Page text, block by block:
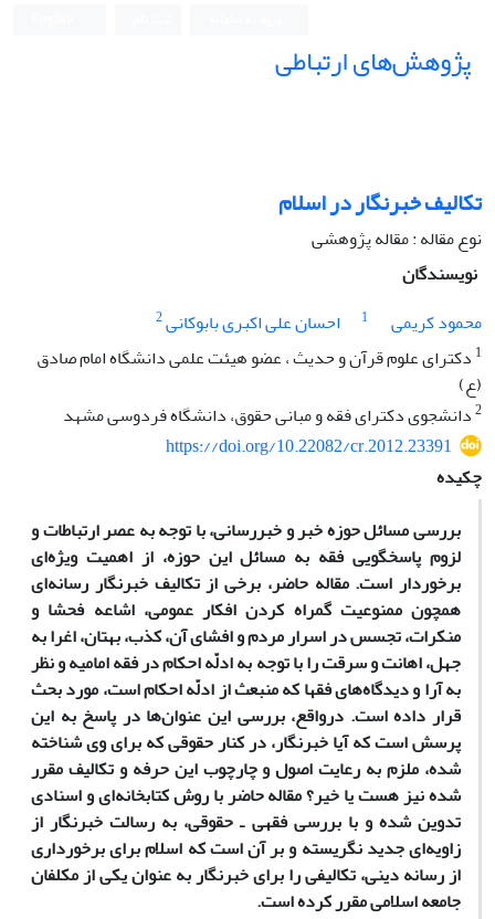
پژوهش‌های ارتباطی
تکالیف خبرنگار در اسلام
نوع مقاله : مقاله پژوهشی
نویسندگان
محمود کریمی
1 احسان علی اکبری بابوکانی2
1 دکترای علوم قرآن و حدیث ، عضو هیئت علمی دانشگاه امام صادق
(ع)
2دانشجوی دکترای فقه و مبانی حقوق، دانشگاه فردوسی مشهد
https://doi.org/10.22082/cr.2012.23391
چکیده
بررسی مسائل حوزه خبر و خبررسانی، با توجه به عصر ارتباطات و
لزوم پاسخگویی فقه به مسائل این حوزه، از اهمیت ویژه‌ای
برخوردار است. مقاله حاضر، برخی از تکالیف خبرنگار رسانه‌ای
همچون ممنوعیت گمراه کردن افکار عمومی، اشاعه فحشا و
منکرات، تجسس در اسرار مردم و افشای آن، کذب، بهتان، اغرا به
جهل، اهانت و سرقت را با توجه به ادلّه احکام در فقه امامیه و نظر
به آرا و دیدگاه‌های فقها که منبعث از ادلّه احکام است، مورد بحث
قرار داده است. درواقع، بررسی این عنوان‌ها در پاسخ به این
پرسش است که آیا خبرنگار، در کنار حقوقی که برای وی شناخته
شده، ملزم به رعایت اصول و چارچوب این حرفه و تکالیف مقرر
شده نیز هست یا خیر؟ مقاله حاضر با روش کتابخانه‌ای و اسنادی
تدوین شده و با بررسی فقهی ـ حقوقی، به رسالت خبرنگار از
زاویه‌ای جدید نگریسته و بر آن است که اسلام برای برخورداری
از رسانه دینی، تکالیفی را برای خبرنگار به عنوان یکی از مکلفان
جامعه اسلامی مقرر کرده است.